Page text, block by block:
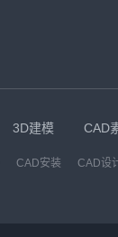
3D建模 CAD
CAD安装 CAD设